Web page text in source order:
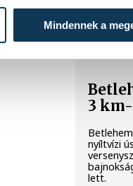
Mindennek a
3
nyíltvízi
lett.